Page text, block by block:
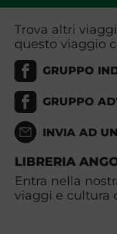
Trova altri
questo viaggio
GRUPPO
GRUPPO
INVIA AD
LIBRERIA
Entra nella
viaggi e cultura